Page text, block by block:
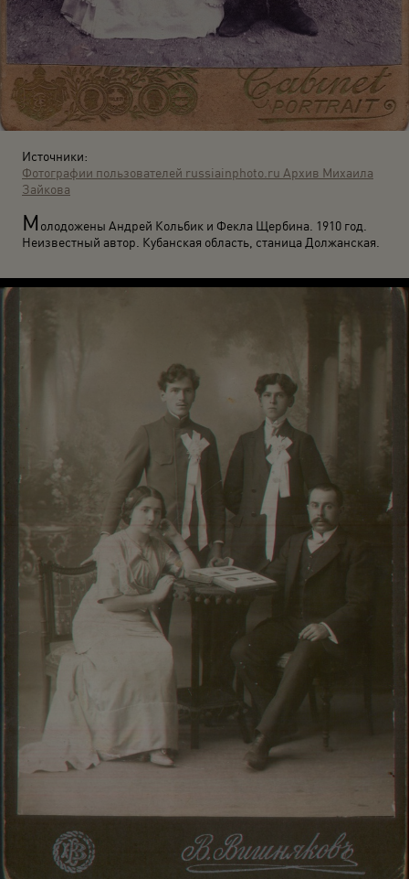
Источники:
Фотографии пользователей russiainphoto.ru Архив Михаила
Зайкова
М олодожены Андрей Кольбик и Фекла Щербина. 1910 год.
Неизвестный автор. Кубанская область, станица Должанская.